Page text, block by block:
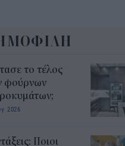
το τέλος
φούρνων
2026
Ποιοι